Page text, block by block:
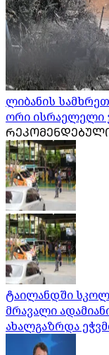
ლიბანის
ორი ისრაელელი
ტაილანდში
მრავალი
ახალგაზრდა